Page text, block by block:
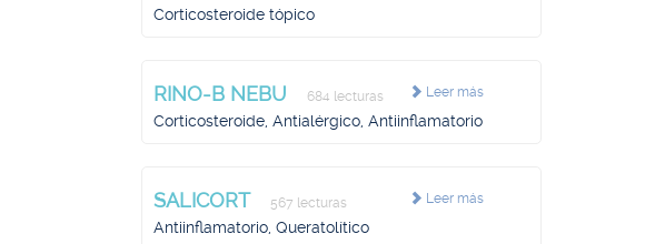
Corticosteroide tópico
Leer más
RINO-B NEBU 684 lecturas
Corticosteroide, Antialérgico, Antiinflamatorio
Leer más
SALICORT 567 lecturas
Antiinflamatorio, Queratolítico